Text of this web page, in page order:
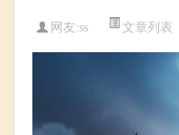
网友:ss 文章列表